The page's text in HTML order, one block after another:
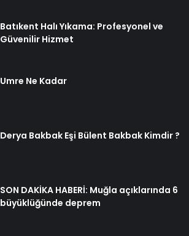
Batıkent Halı Yıkama: Profesyonel ve
Güvenilir Hizmet
Umre Ne Kadar
Derya Bakbak Eşi Bülent Bakbak Kimdir ?
SON DAKİKA HABERİ: Muğla açıklarında 6
büyüklüğünde deprem